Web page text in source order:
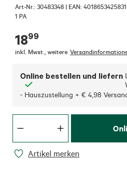
Art-Nr.: 30483348 | EAN: 4018653425831
1 PA
1899
inkl. Mwst. weitere
Online bestellen und liefern
- Hauszustellung + € 4,98
Artikel merken